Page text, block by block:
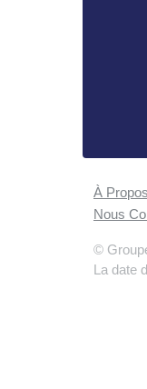
À
Nous
©
La date